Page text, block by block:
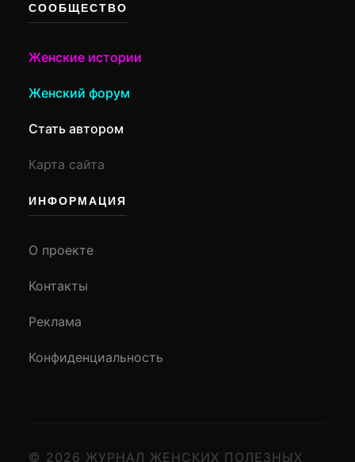
СООБЩЕСТВО
Женские истории
Женский форум
Стать автором
Карта сайта
ИНФОРМАЦИЯ
О проекте
Контакты
Реклама
Конфиденциальность
© 2026 ЖУРНАЛ ЖЕНСКИХ ПОЛЕЗНЫХ